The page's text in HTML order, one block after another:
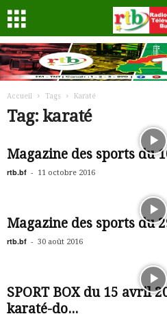
Accueil Tags Karaté
Tag: karaté
Magazine des sports du
rtb.bf - 11 octobre 2016
Magazine des sports du
rtb.bf - 30 août 2016
SPORT BOX du 15 avril
karaté-do...